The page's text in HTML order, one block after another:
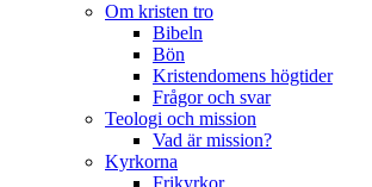
Om kristen tro
Bibeln
Bön
Kristendomens högtider
Frågor och svar
Teologi och mission
Vad är mission?
Kyrkorna
Frikyrkor